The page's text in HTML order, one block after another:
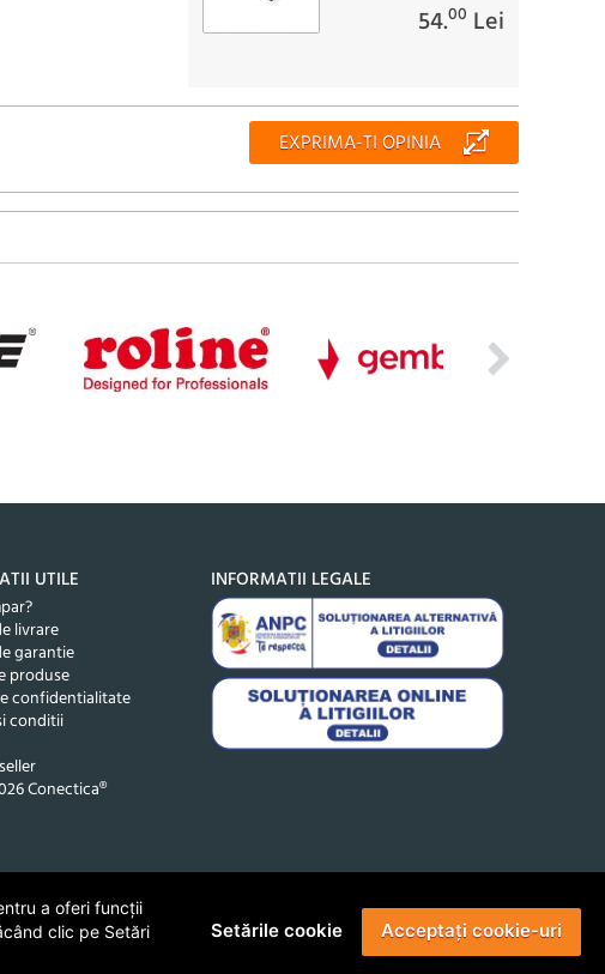
54.00 Lei
EXPRIMA-TI OPINIA
UTILE
livrare
garantie
produse
confidentialitate
conditii
Conectica®
INFORMATII LEGALE
a oferi funcții
clic pe Setări
Setările cookie Acceptați cookie-uri